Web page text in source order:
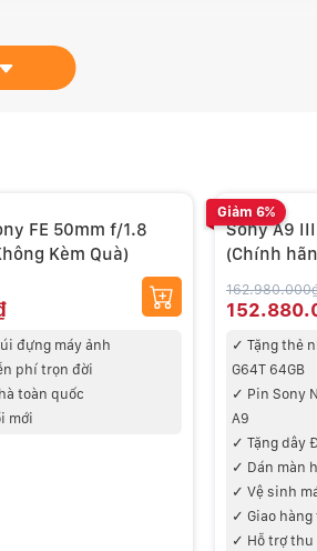
xếp chồng đầu tiên trên thế giới sử
lại bước nhảy vọt về hiệu suất so
hiện vật khác gây màn trập lăn.
FE 50mm f/1.8
Kèm Quà)
đựng máy ảnh
phí trọn đời
toàn quốc
mới
Giảm 6%
Sony A9
(Chính
Dây Đeo +
✓ Tặng thẻ
G64T 64GB
✓ Pin Sony
A9
✓ Tặng dây
✓ Dán màn
✓ Vệ sinh
✓ Giao
✓ Hỗ trợ thu